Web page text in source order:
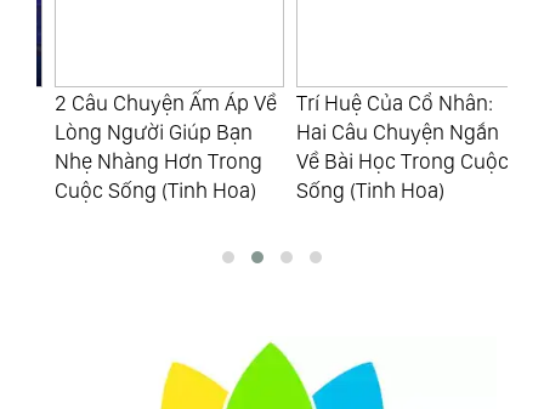
2 Câu Chuyện Ấm Áp Về
Lòng Người Giúp Bạn
Nhẹ Nhàng Hơn Trong
Cuộc Sống (Tinh Hoa)
Trí Huệ Của Cổ Nhân:
Hai Câu Chuyện Ngắn
Về Bài Học Trong Cuộc
Sống (Tinh Hoa)